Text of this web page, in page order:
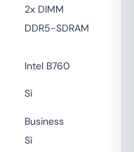
2x DIMM
DDR5-SDRAM
Intel B760
Sì
Business
Sì